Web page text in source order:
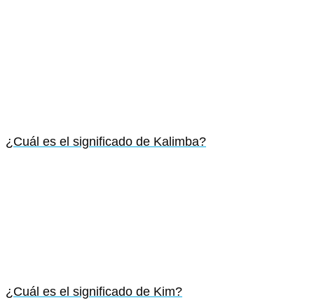
¿Cuál es el significado de Kalimba?
¿Cuál es el significado de Kim?